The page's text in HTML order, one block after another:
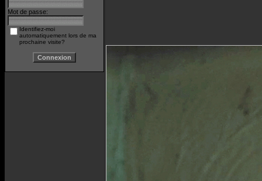
Mot de passe:
Identifiez-moi
automatiquement lors de ma
prochaine visite?